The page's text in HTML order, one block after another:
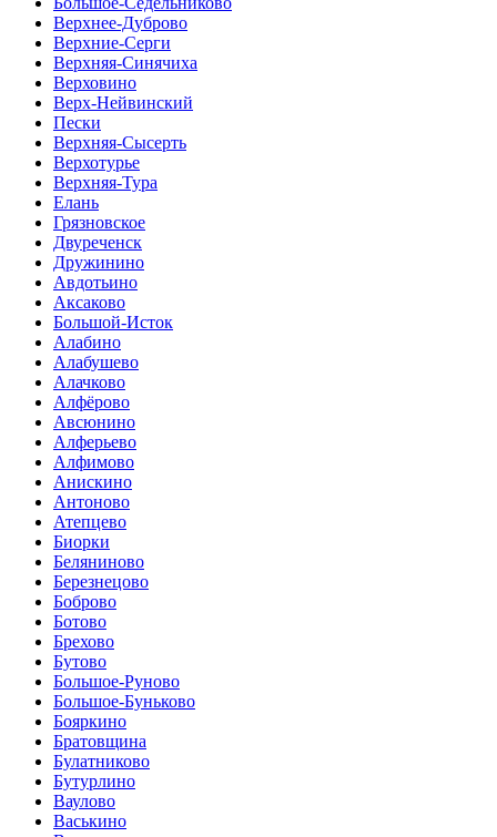
Верхнее-Дуброво
Верхние-Серги
Верхняя-Синячиха
Верховино
Верх-Нейвинский
Пески
Верхняя-Сысерть
Верхотурье
Верхняя-Тура
Елань
Грязновское
Двуреченск
Дружинино
Авдотьино
Аксаково
Большой-Исток
Алабино
Алабушево
Алачково
Алфёрово
Авсюнино
Алферьево
Алфимово
Анискино
Антоново
Атепцево
Биорки
Беляниново
Березнецово
Боброво
Ботово
Брехово
Бутово
Большое-Руново
Большое-Буньково
Бояркино
Братовщина
Булатниково
Бутурлино
Ваулово
Васькино